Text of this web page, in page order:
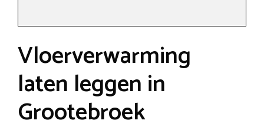
Vloerverwarming
laten leggen in
Grootebroek